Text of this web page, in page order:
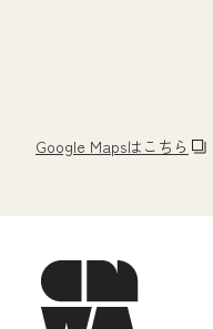
Google Mapsはこちら